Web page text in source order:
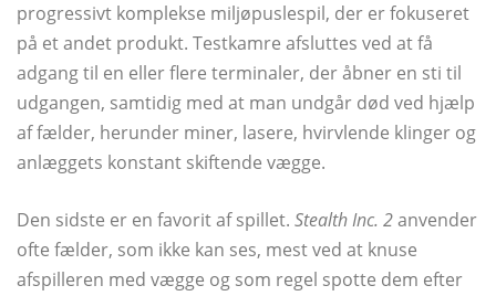
progressivt komplekse miljøpuslespil, der er fokuseret
på et andet produkt. Testkamre afsluttes ved at få
adgang til en eller flere terminaler, der åbner en sti til
udgangen, samtidig med at man undgår død ved hjælp
af fælder, herunder miner, lasere, hvirvlende klinger og
anlæggets konstant skiftende vægge.
Den sidste er en favorit af spillet. Stealth Inc. 2anvender
ofte fælder, som ikke kan ses, mest ved at knuse
afspilleren med vægge og som regel spotte dem efter